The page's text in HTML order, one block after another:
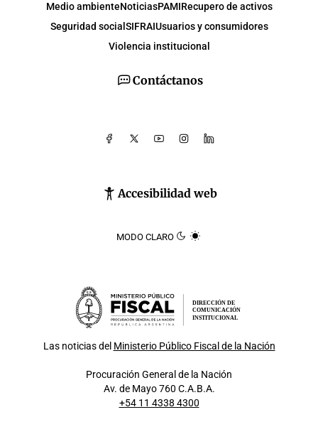
Contáctanos
Accesibilidad web
MODO CLARO
Medio ambienteNoticiasPAMIRecupero de activos
Seguridad social SIFRAIUsuarios y consumidores
Violencia institucional
DIRECCIÓN DE
COMUNICACIÓN
INSTITUCIONAL
Las noticias del Ministerio Público Fiscal de la Nación
Procuración General de la Nación
Av. de Mayo 760 C.A.B.A.
+54 11 4338 4300